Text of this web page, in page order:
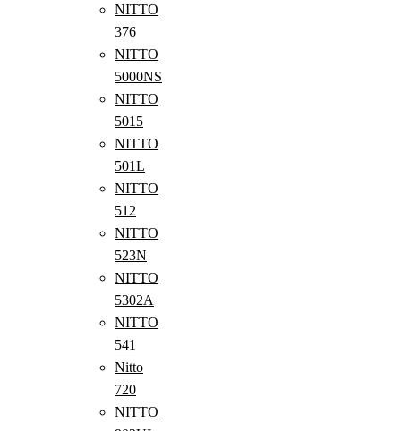
NITTO
376
NITTO
5000NS
NITTO
5015
NITTO
501L
NITTO
512
NITTO
523N
NITTO
5302A
NITTO
541
Nitto
720
NITTO